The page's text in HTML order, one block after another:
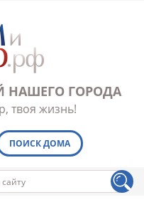
НАШЕГО ГОРОДА
твоя жизнь!
ПОИСК ДОМА